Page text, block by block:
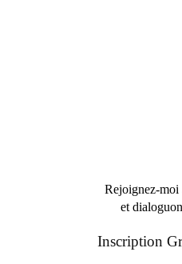
Rejoignez-moi
et
Inscription